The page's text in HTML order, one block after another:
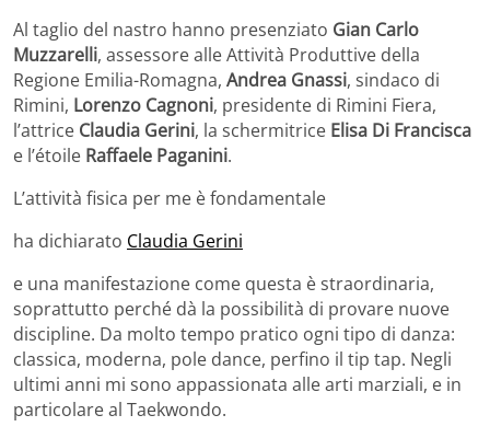
Al taglio del nastro hanno presenziato Gian Carlo
Muzzarelli, assessore alle Attività Produttive della
Regione Emilia-Romagna, Andrea Gnassi, sindaco di
Rimini, Lorenzo Cagnoni, presidente di Rimini Fiera,
l’attrice Claudia Gerini, la schermitrice Elisa Di Francisca
e l’étoile Raffaele Paganini.
L’attività fisica per me è fondamentale
ha dichiarato Claudia Gerini
e una manifestazione come questa è straordinaria,
soprattutto perché dà la possibilità di provare nuove
discipline. Da molto tempo pratico ogni tipo di danza:
classica, moderna, pole dance, perfino il tip tap. Negli
ultimi anni mi sono appassionata alle arti marziali, e in
particolare al Taekwondo.